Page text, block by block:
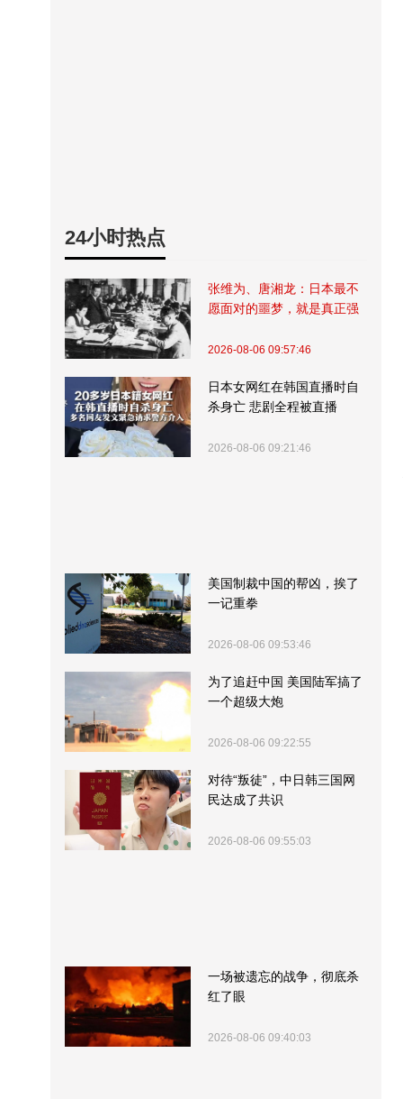
24小时热点
张维为、唐湘龙：日本最不
愿面对的噩梦，就是真正强
2026-08-06 09:57:46
日本女网红在韩国直播时自
杀身亡 悲剧全程被直播
2026-08-06 09:21:46
美国制裁中国的帮凶，挨了
一记重拳
2026-08-06 09:53:46
为了追赶中国 美国陆军搞了
一个超级大炮
2026-08-06 09:22:55
对待“叛徒”，中日韩三国网
民达成了共识
2026-08-06 09:55:03
一场被遗忘的战争，彻底杀
红了眼
2026-08-06 09:40:03